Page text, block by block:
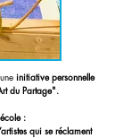
initiative personnelle
du Partage".
:
qui se réclament